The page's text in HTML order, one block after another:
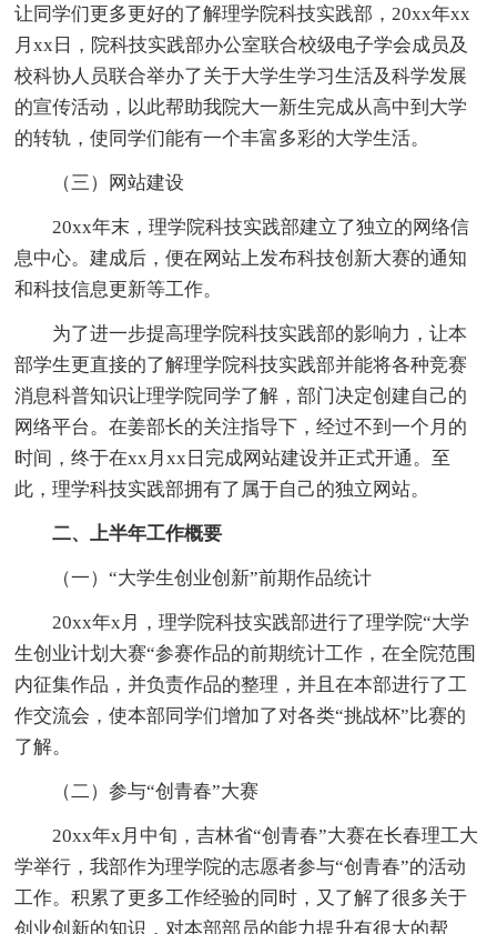
让同学们更多更好的了解理学院科技实践部，20xx年xx
月xx日，院科技实践部办公室联合校级电子学会成员及
校科协人员联合举办了关于大学生学习生活及科学发展
的宣传活动，以此帮助我院大一新生完成从高中到大学
的转轨，使同学们能有一个丰富多彩的大学生活。
（三）网站建设
20xx年末，理学院科技实践部建立了独立的网络信
息中心。建成后，便在网站上发布科技创新大赛的通知
和科技信息更新等工作。
为了进一步提高理学院科技实践部的影响力，让本
部学生更直接的了解理学院科技实践部并能将各种竞赛
消息科普知识让理学院同学了解，部门决定创建自己的
网络平台。在姜部长的关注指导下，经过不到一个月的
时间，终于在xx月xx日完成网站建设并正式开通。至
此，理学科技实践部拥有了属于自己的独立网站。
二、上半年工作概要
（一）“大学生创业创新”前期作品统计
20xx年x月，理学院科技实践部进行了理学院“大学
生创业计划大赛“参赛作品的前期统计工作，在全院范围
内征集作品，并负责作品的整理，并且在本部进行了工
作交流会，使本部同学们增加了对各类“挑战杯”比赛的
了解。
（二）参与“创青春”大赛
20xx年x月中旬，吉林省“创青春”大赛在长春理工大
学举行，我部作为理学院的志愿者参与“创青春”的活动
工作。积累了更多工作经验的同时，又了解了很多关于
创业创新的知识，对本部部员的能力提升有很大的帮